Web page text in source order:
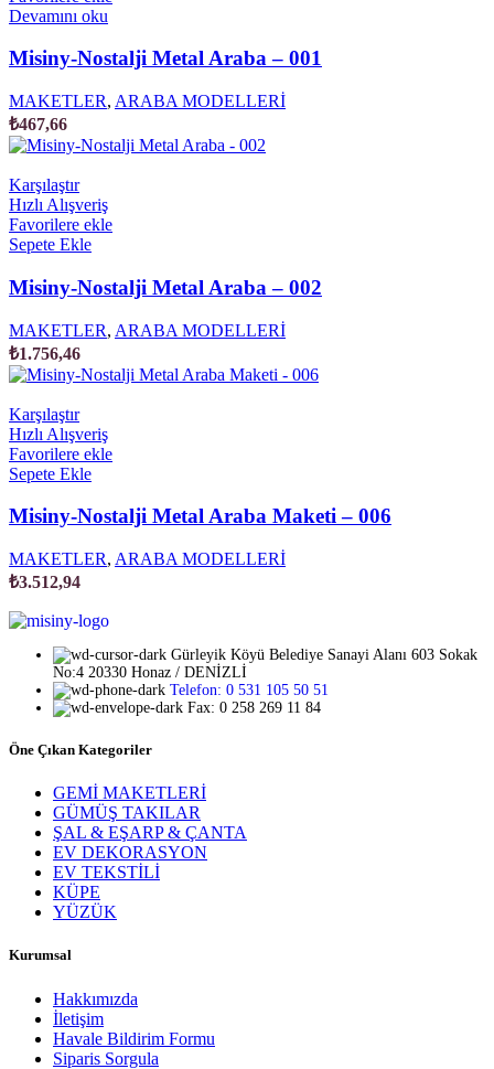
Devamını oku
Misiny-Nostalji Metal Araba – 001
MAKETLER, ARABA MODELLERİ
₺467,66
Karşılaştır
Hızlı Alışveriş
Favorilere ekle
Sepete Ekle
Misiny-Nostalji Metal Araba – 002
MAKETLER, ARABA MODELLERİ
₺1.756,46
Karşılaştır
Hızlı Alışveriş
Favorilere ekle
Sepete Ekle
Misiny-Nostalji Metal Araba Maketi – 006
MAKETLER, ARABA MODELLERİ
₺3.512,94
Gürleyik Köyü Belediye Sanayi Alanı 603 Sokak
No:4 20330 Honaz / DENİZLİ
Telefon: 0 531 105 50 51
Fax: 0 258 269 11 84
Öne Çıkan Kategoriler
GEMİ MAKETLERİ
GÜMÜŞ TAKILAR
ŞAL & EŞARP & ÇANTA
EV DEKORASYON
EV TEKSTİLİ
KÜPE
YÜZÜK
Kurumsal
Hakkımızda
İletişim
Havale Bildirim Formu
Siparis Sorgula